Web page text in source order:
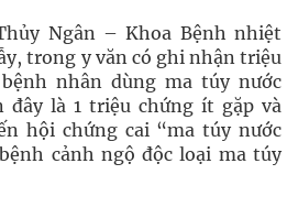
Ngân – Khoa Bệnh nhiệt
trong y văn có ghi nhận triệu
nhân dùng ma túy nước
đây là 1 triệu chứng ít gặp và
hội chứng cai “ma túy nước
cảnh ngộ độc loại ma túy